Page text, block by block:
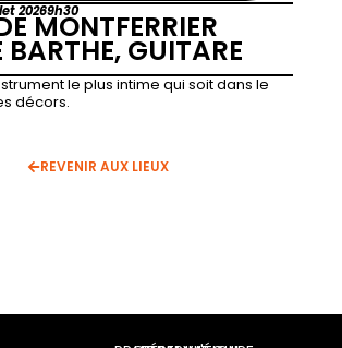
20269h30
MONTFERRIER
BARTHE, GUITARE
le plus intime qui soit dans le
décors.
REVENIR AUX LIEUX